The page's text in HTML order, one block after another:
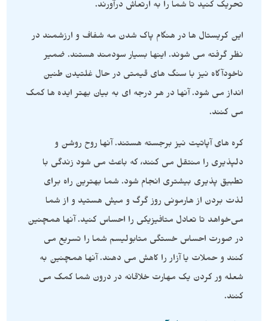
تحریک کنید تا شما را به ارتعاش درآورند.
این کریستال ها در هنگام پاک شدن مه شفاف و ارزشمند در
نظر گرفته می شوند. اینها بسیار سودمند هستند. ضمیر
ناخودآگاه نیز با سنگ های قیمتی در حال غلتیدن طنین
انداز می شود. آنها در هر درجه ای به بیان بهتر ایده ها کمک
می کنند.
کره های آپاتیت نیز برجسته هستند. آنها روح روشن و
دلپذیری را منتقل می کنند، که باعث می شود زندگی با
تطبیق پذیری بیشتری انجام شود. شما بهترین راه برای
لذت بردن از هارمونی روز گرگ و میش هستید و از شما
می‌خواهد تا تعادل متافیزیکی را احساس کنید. آنها همچنین
در صورت احساس خستگی متابولیسم شما را تسریع می
کنند و حملات یا آزار را کاهش می دهند. آنها همچنین به
شعله ور کردن یک مهارت خلاقانه در درون شما کمک می
کنند.